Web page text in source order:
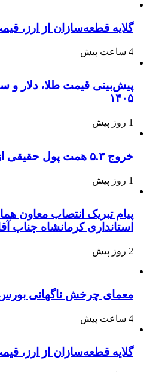
گلایه قطعه‌سازان از ارز،
4 ساعت پیش
۱۴۰۵
1 روز پیش
خروج ۵.۳ همت پول حقیقی از بازار سهام
1 روز پیش
پیام تبریک انتصاب معاون
استانداری کرمانشاه جناب
2 روز پیش
معمای چرخش ناگهانی
4 ساعت پیش
گلایه قطعه‌سازان از ارز،